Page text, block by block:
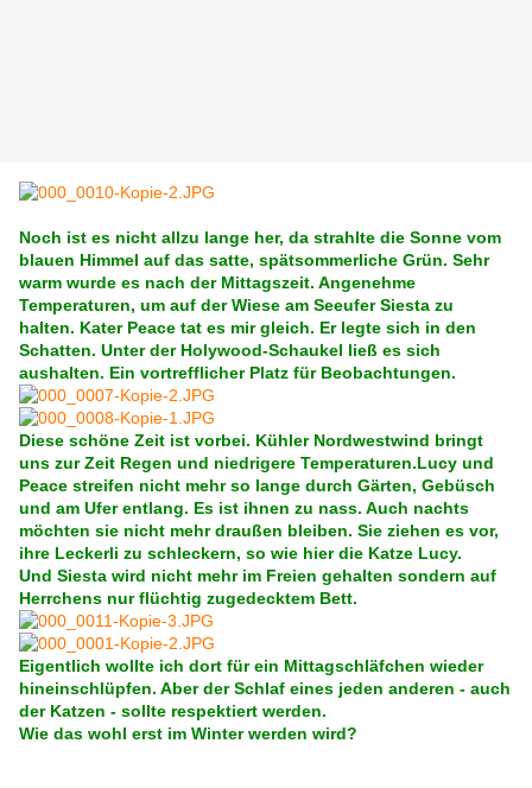
Noch ist es nicht allzu lange her, da strahlte die Sonne vom
blauen Himmel auf das satte, spätsommerliche Grün. Sehr
warm wurde es nach der Mittagszeit. Angenehme
Temperaturen, um auf der Wiese am Seeufer Siesta zu
halten. Kater Peace tat es mir gleich. Er legte sich in den
Schatten. Unter der Holywood-Schaukel ließ es sich
aushalten. Ein vortrefflicher Platz für Beobachtungen.
Diese schöne Zeit ist vorbei. Kühler Nordwestwind bringt
uns zur Zeit Regen und niedrigere Temperaturen.Lucy und
Peace streifen nicht mehr so lange durch Gärten, Gebüsch
und am Ufer entlang. Es ist ihnen zu nass. Auch nachts
möchten sie nicht mehr draußen bleiben. Sie ziehen es vor,
ihre Leckerli zu schleckern, so wie hier die Katze Lucy.
Und Siesta wird nicht mehr im Freien gehalten sondern auf
Herrchens nur flüchtig zugedecktem Bett.
Eigentlich wollte ich dort für ein Mittagschläfchen wieder
hineinschlüpfen. Aber der Schlaf eines jeden anderen - auch
der Katzen - sollte respektiert werden.
Wie das wohl erst im Winter werden wird?